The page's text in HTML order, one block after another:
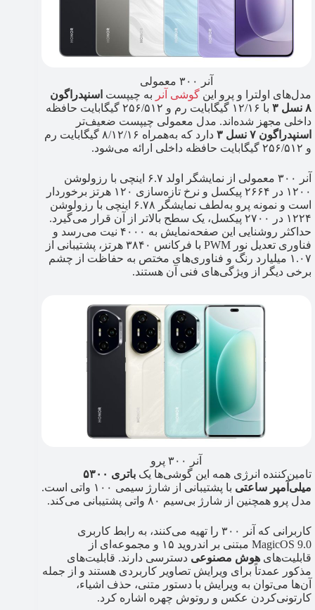
آنر ۳۰۰ معمولی
مدل‌های اولترا و پرو این گوشی آنر به چیپست اسنپدراگون
۸ نسل ۳
با ۱۲/۱۶ گیگابایت رم و ۲۵۶/۵۱۲ گیگابایت حافظه
داخلی مجهز شده‌اند. مدل معمولی چیپست ضعیف‌تر
اسنپدراگون ۷ نسل ۳
دارد که به‌همراه ۸/۱۲/۱۶ گیگابایت رم
و ۲۵۶/۵۱۲ گیگابایت حافظه داخلی ارائه می‌شود.
آنر ۳۰۰ معمولی از نمایشگر اولد ۶.۷ اینچی با رزولوشن
۱۲۰۰ در ۲۶۶۴ پیکسل و نرخ تازه‌سازی ۱۲۰ هرتز برخوردار
است و نمونه پرو به‌لطف نمایشگر ۶.۷۸ اینچی با رزولوشن
۱۲۲۴ در ۲۷۰۰ پیکسل، یک سطح بالاتر از آن قرار می‌گیرد.
حداکثر روشنایی این صفحه‌نمایش به ۴۰۰۰ نیت می‌رسد و
فناوری تعدیل نور PWM با فرکانس ۳۸۴۰ هرتز، پشتیبانی از
۱.۰۷ میلیارد رنگ و فناوری‌های مختص به حفاظت از چشم
برخی دیگر از ویژگی‌های فنی آن هستند.
آنر ۳۰۰ پرو
تامین‌کننده انرژی همه این گوشی‌ها یک
باتری ۵۳۰۰
میلی‌آمپر ساعتی
با پشتیبانی از شارژ سیمی ۱۰۰ واتی است.
مدل پرو همچنین از شارژ بی‌سیم ۸۰ واتی پشتیبانی می‌کند.
کاربرانی که آنر ۳۰۰ را تهیه می‌کنند، به رابط کاربری
MagicOS 9.0 مبتنی بر اندروید ۱۵ و مجموعه‌ای از
قابلیت‌های هوش مصنوعی دسترسی دارند. قابلیت‌های
مذکور عمدتاً برای ویرایش تصاویر کاربردی هستند و از جمله
آن‌ها می‌توان به ویرایش با دستور متنی، حذف اشیاء،
کارتونی‌کردن عکس و روتوش چهره اشاره کرد.